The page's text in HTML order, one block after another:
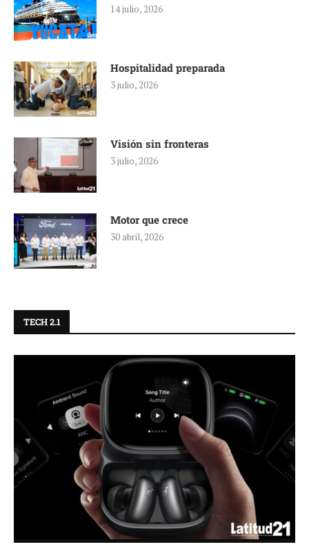
14 julio, 2026
Hospitalidad preparada
3 julio, 2026
Visión sin fronteras
3 julio, 2026
Motor que crece
30 abril, 2026
TECH 2.1